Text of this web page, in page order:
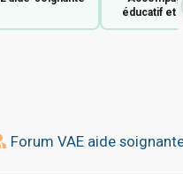
éducatif et
Forum VAE aide